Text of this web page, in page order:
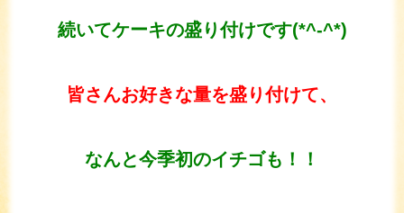
続いてケーキの盛り付けです(*^-^*)
皆さんお好きな量を盛り付けて、
なんと今季初のイチゴも！！